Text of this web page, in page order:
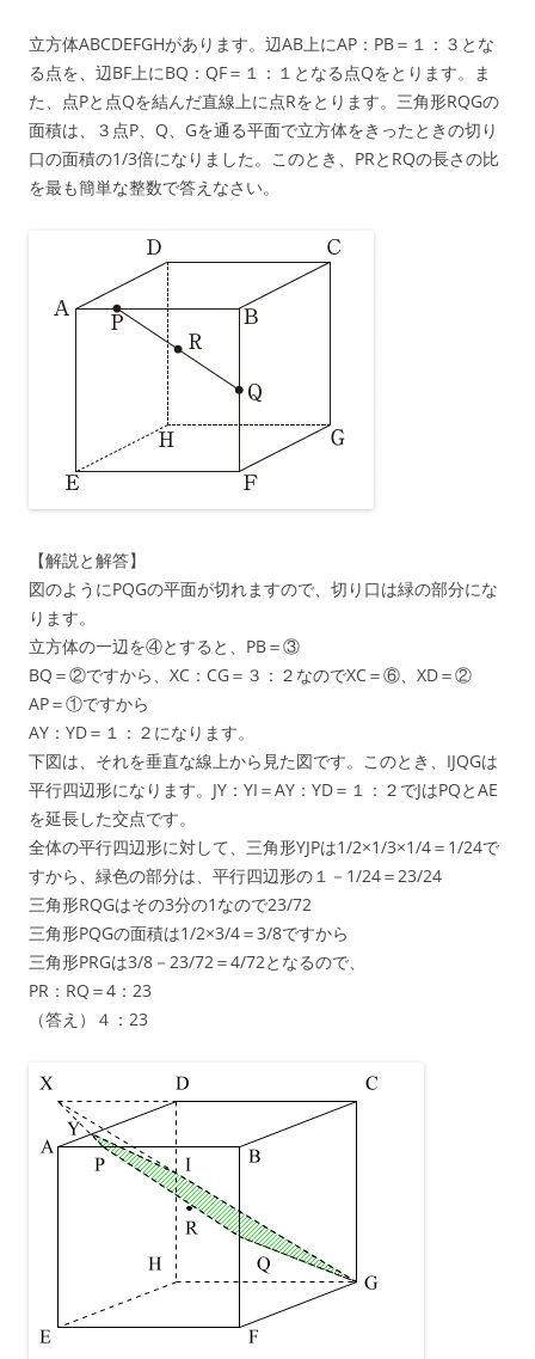
立方体ABCDEFGHがあります。辺AB上にAP：PB＝１：３とな
る点を、辺BF上にBQ：QF＝１：１となる点Qをとります。ま
た、点Pと点Qを結んだ直線上に点Rをとります。三角形RQGの
面積は、３点P、Q、Gを通る平面で立方体をきったときの切り
口の面積の1/3倍になりました。このとき、PRとRQの長さの比
を最も簡単な整数で答えなさい。
【解説と解答】
図のようにPQGの平面が切れますので、切り口は緑の部分にな
ります。
立方体の一辺を④とすると、PB＝③
BQ＝②ですから、XC：CG＝３：２なのでXC＝⑥、XD＝②
AP＝①ですから
AY：YD＝１：２になります。
下図は、それを垂直な線上から見た図です。このとき、IJQGは
平行四辺形になります。JY：YI＝AY：YD＝１：２でJはPQとAE
を延長した交点です。
全体の平行四辺形に対して、三角形YJPは1/2×1/3×1/4＝1/24で
すから、緑色の部分は、平行四辺形の１－1/24＝23/24
三角形RQGはその3分の1なので23/72
三角形PQGの面積は1/2×3/4＝3/8ですから
三角形PRGは3/8－23/72＝4/72となるので、
PR：RQ＝4：23
（答え）４：23